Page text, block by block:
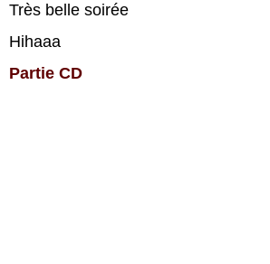
Très belle soirée
Hihaaa
Partie CD